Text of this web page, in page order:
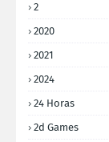
2
2020
2021
2024
24 Horas
2d Games